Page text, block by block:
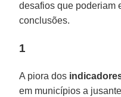
desafios que poderiam
conclusões.
1
A piora dos
em municípios a